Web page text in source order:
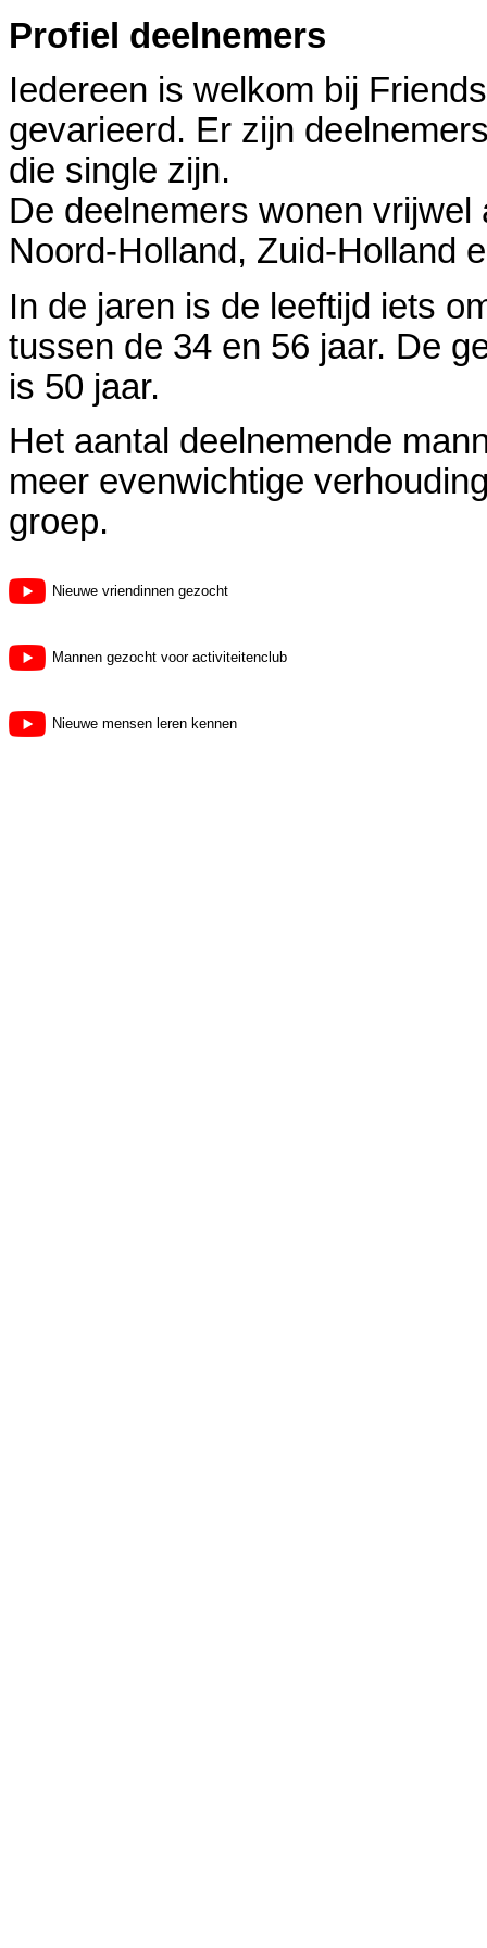
Profiel deelnemers
Iedereen is welkom bij
gevarieerd. Er zijn
die single zijn.
De deelnemers wonen
Noord-Holland, Zuid-Holland
In de jaren is de leeftijd iets
tussen de 34 en 56 jaar. De
is 50 jaar.
Het aantal deelnemende
meer evenwichtige
groep.
Nieuwe vriendinnen gezocht
Mannen gezocht voor activiteitenclub
Nieuwe mensen leren kennen